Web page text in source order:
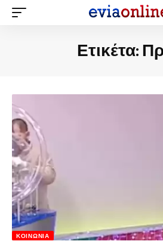
Ετικέτα:
ΚΟΙΝΩΝΊΑ